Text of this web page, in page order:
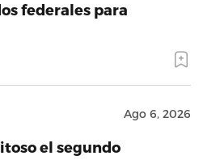
federales para
Ago 6, 2026
el segundo